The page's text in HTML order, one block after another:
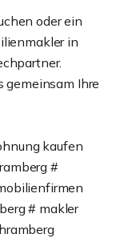
oder ein
in
gemeinsam Ihre
kaufen
#
# makler